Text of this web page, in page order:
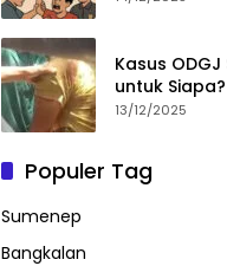
Kasus
untuk Siapa?
13/12/2025
Populer Tag
Sumenep
Bangkalan